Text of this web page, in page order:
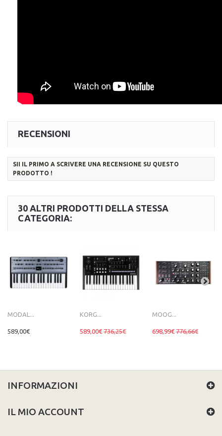
RECENSIONI
SII IL PRIMO A SCRIVERE UNA RECENSIONE SU QUESTO
PRODOTTO !
30 ALTRI PRODOTTI DELLA STESSA
CATEGORIA:
MODAL...
589,00€
KORG...
589,00€ 736,25€
MOOG...
698,99€ 776,66€
INFORMAZIONI
IL MIO ACCOUNT